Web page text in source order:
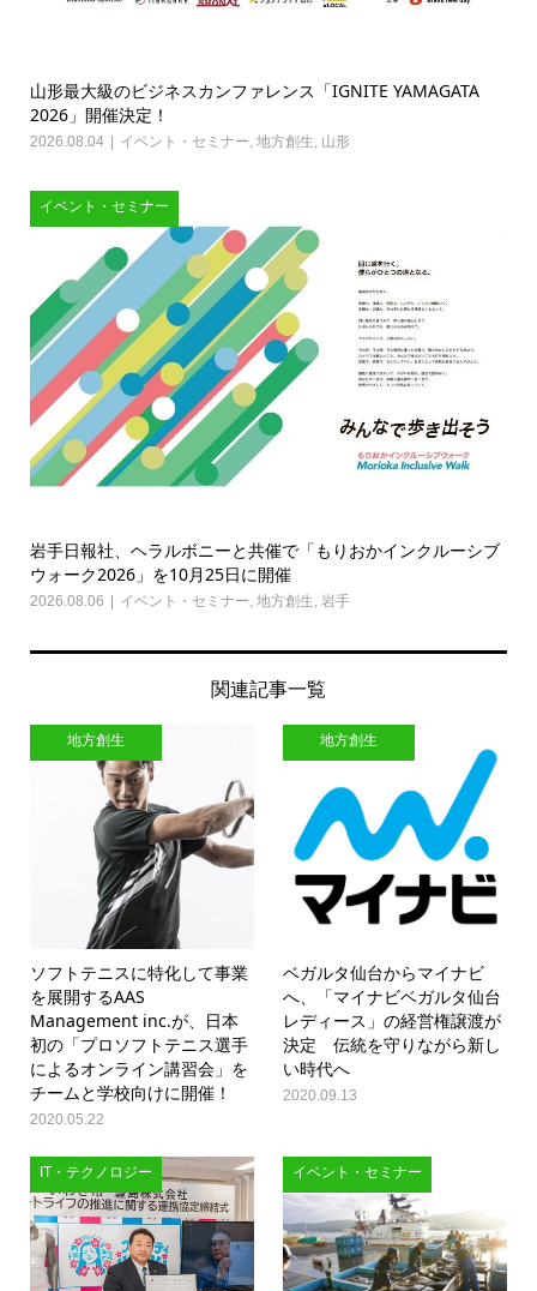
山形最大級のビジネスカンファレンス「IGNITE YAMAGATA
2026」開催決定！
2026.08.04 イベント・セミナー 地方創生 山形
イベント・セミナー
岩手日報社、ヘラルボニーと共催で「もりおかインクルーシブ
ウォーク2026」を10月25日に開催
2026.08.06 イベント・セミナー, 地方創生, 岩手
関連記事一覧
地方創生
ソフトテニスに特化して事業
を展開するAAS
Management inc.が、日本
初の「プロソフトテニス選手
によるオンライン講習会」を
チームと学校向けに開催！
2020.05.22
地方創生
ベガルタ仙台からマイナビ
へ、「マイナビベガルタ仙台
レディース」の経営権譲渡が
決定 伝統を守りながら新し
い時代へ
2020.09.13
IT・テクノロジー イベント・セミナー